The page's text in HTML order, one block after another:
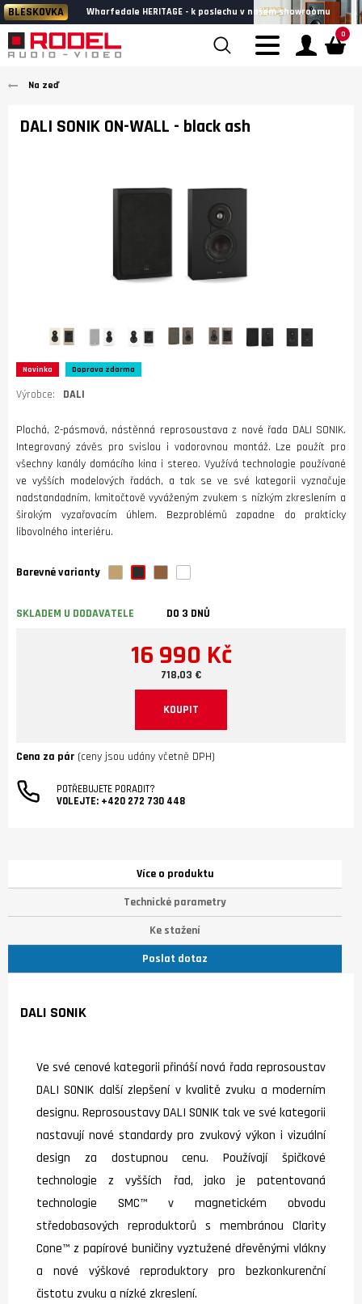
BLESKOVKA Wharfedale HERITAGE - k poslechu v našem showroomu
0
Na zeď
DALI SONIK ON-WALL - black ash
Novinka Doprava zdarma
Výrobce: DALI
Plochá, 2-pásmová, nástěnná reprosoustava z nové řada DALI SONIK.
Integrovaný závěs pro svislou i vodorovnou montáž. Lze použít pro
všechny kanály domácího kina i stereo. Využívá technologie používané
ve vyšších modelových řadách, a tak se ve své kategorii vyznačuje
nadstandadním, kmitočtově vyváženým zvukem s nízkým zkreslením a
širokým vyzařovacím úhlem. Bezproblémů zapadne do prakticky
libovolného interiéru.
Barevné varianty
SKLADEM U DODAVATELE DO 3 DNŮ
16 990 Kč
718,03 €
KOUPIT
Cena za pár (ceny jsou udány včetně DPH)
POTŘEBUJETE PORADIT?
VOLEJTE: +420 272 730 448
Více o produktu
Technické parametry
Ke stažení
Poslat dotaz
DALI SONIK
Ve své cenové kategorii přináší nová řada reprosoustav
DALI SONIK další zlepšení v kvalitě zvuku a moderním
designu. Reprosoustavy DALI SONIK tak ve své kategorii
nastavují nové standardy pro zvukový výkon i vizuální
design za dostupnou cenu. Používají špičkové
technologie z vyšších řad, jako je patentovaná
technologie SMC™ v magnetickém obvodu
středobasových reproduktorů s membránou Clarity
Cone™ z papírové buničiny vyztužené dřevěnými vlákny
a nové výškové reproduktory pro bezkonkurenční
čistotu zvuku a nízké zkreslení.